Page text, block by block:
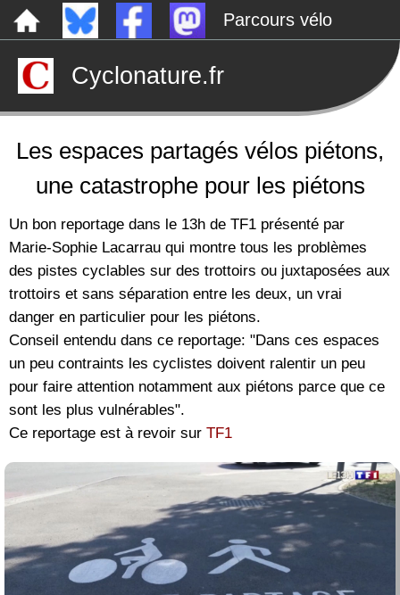
Parcours vélo
Dépôts sauvages
Le canal de Nantes à Brest à vélo
Rechercher
Cyclonature.fr
Les espaces partagés vélos piétons,
une catastrophe pour les piétons
Un bon reportage dans le 13h de TF1 présenté par
Marie-Sophie Lacarrau qui montre tous les problèmes
des pistes cyclables sur des trottoirs ou juxtaposées aux
trottoirs et sans séparation entre les deux, un vrai
danger en particulier pour les piétons.
Conseil entendu dans ce reportage: "Dans ces espaces
un peu contraints les cyclistes doivent ralentir un peu
pour faire attention notamment aux piétons parce que ce
sont les plus vulnérables".
Ce reportage est à revoir sur TF1